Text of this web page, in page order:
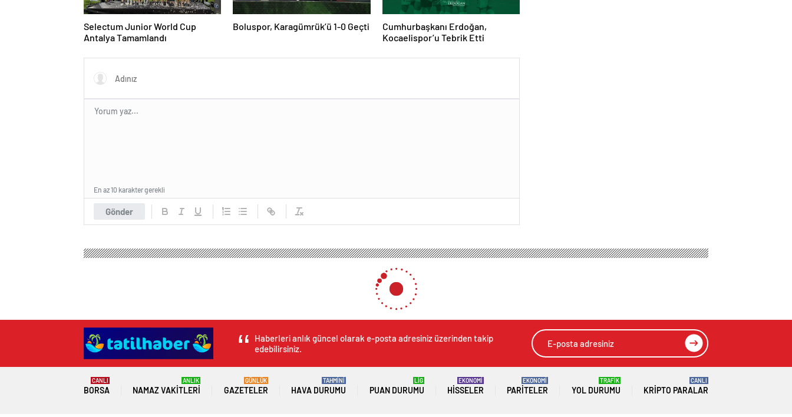
Selectum Junior World Cup
Antalya Tamamlandı
Boluspor, Karagümrük’ü 1-0 Geçti
Cumhurbaşkanı Erdoğan,
Kocaelispor’u Tebrik Etti
Gönder
En az 10 karakter gerekli
Haberleri anlık güncel olarak e-posta adresiniz üzerinden takip
edebilirsiniz.
BORSA
CANLI
NAMAZ VAKITLERI
ANLIK
GAZETELER
GÜNLÜK
HAVA DURUMU
TAHMİNİ
PUAN DURUMU
LİG
HISSELER
EKONOMİ
PARITELER
EKONOMİ
YOL DURUMU
TRAFİK
KRIPTO PARALAR
CANLI